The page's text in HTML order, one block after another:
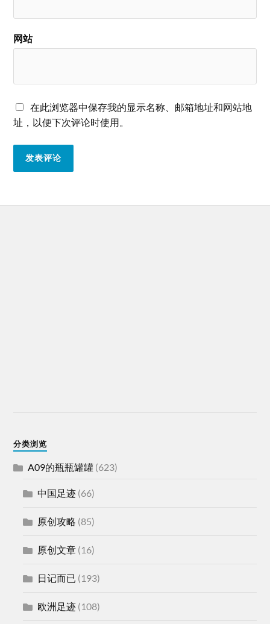
网站
在此浏览器中保存我的显示名称、邮箱地址和网站地
址，以便下次评论时使用。
分类浏览
A09的瓶瓶罐罐 (623)
中国足迹 (66)
原创攻略 (85)
原创文章 (16)
日记而已 (193)
欧洲足迹 (108)